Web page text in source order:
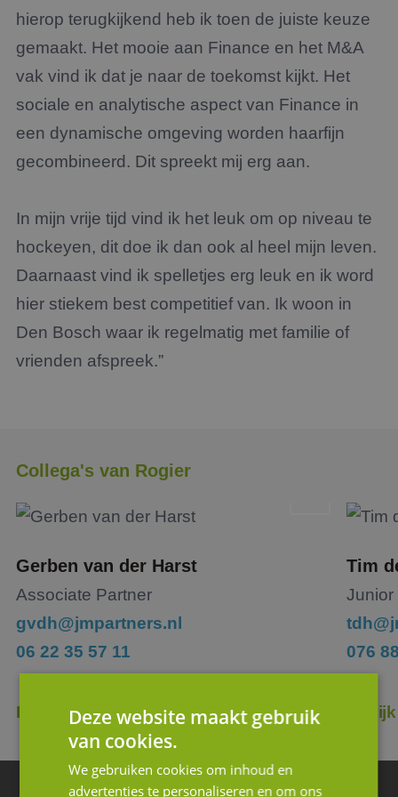
hierop terugkijkend heb ik toen de juiste keuze
gemaakt. Het mooie aan Finance en het M&A
vak vind ik dat je naar de toekomst kijkt. Het
sociale en analytische aspect van Finance in
een dynamische omgeving worden haarfijn
gecombineerd. Dit spreekt mij erg aan.
In mijn vrije tijd vind ik het leuk om op niveau te
hockeyen, dit doe ik dan ook al heel mijn leven.
Daarnaast vind ik spelletjes erg leuk en ik word
hier stiekem best competitief van. Ik woon in
Den Bosch waar ik regelmatig met familie of
vrienden afspreek.”
Collega's van Rogier
Gerben van der Harst
Associate Partner
gvdh@jmpartners.nl
06 22 35 57 11
Bekijk profiel
Tim
Junior
076
Deze website maakt gebruik
van cookies.
We gebruiken cookies om inhoud en
advertenties te personaliseren en om ons